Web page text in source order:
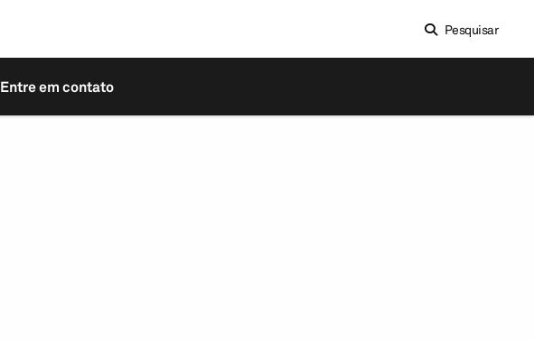
Pesquisar
Entre em contato